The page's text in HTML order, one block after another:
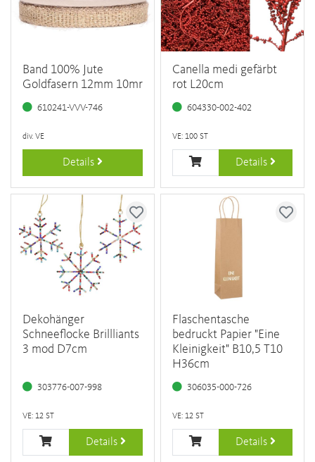
Band 100% Jute
Goldfasern 12mm 10mr
610241-VVV-746
div. VE
Details
Canella medi gefärbt
rot L20cm
604330-002-402
VE: 100 ST
Details
Dekohänger
Schneeflocke Brillliants
3 mod D7cm
303776-007-998
VE: 12 ST
Details
Flaschentasche
bedruckt Papier "Eine
Kleinigkeit" B10,5 T10
H36cm
306035-000-726
VE: 12 ST
Details